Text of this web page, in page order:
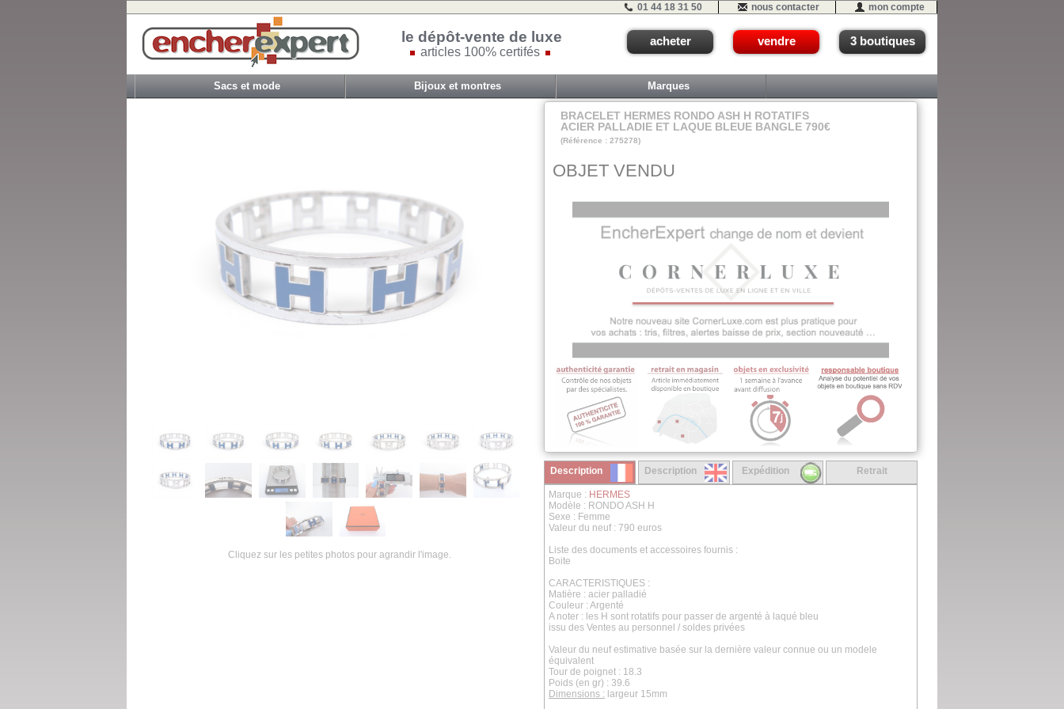
01 44 18 31 50 nous contacter mon compte
le dépôt-vente de luxe
articles 100% certifés
acheter vendre 3 boutiques
Sacs et mode Bijoux et montres Marques
Cliquez sur les petites photos pour agrandir l'image.
BRACELET HERMES RONDO ASH H ROTATIFS
ACIER PALLADIE ET LAQUE BLEUE BANGLE 790€
(Référence : 275278)
OBJET VENDU
Description Description Expédition Retrait
Marque : HERMES
Modèle : RONDO ASH H
Sexe : Femme
Valeur du neuf : 790 euros
Liste des documents et accessoires fournis :
Boite
CARACTERISTIQUES :
Matière : acier palladié
Couleur : Argenté
A noter : les H sont rotatifs pour passer de argenté à laqué bleu
issu des Ventes au personnel / soldes privées
Valeur du neuf estimative basée sur la dernière valeur connue ou un modele
équivalent
Tour de poignet : 18.3
Poids (en gr) : 39.6
Dimensions : largeur 15mm